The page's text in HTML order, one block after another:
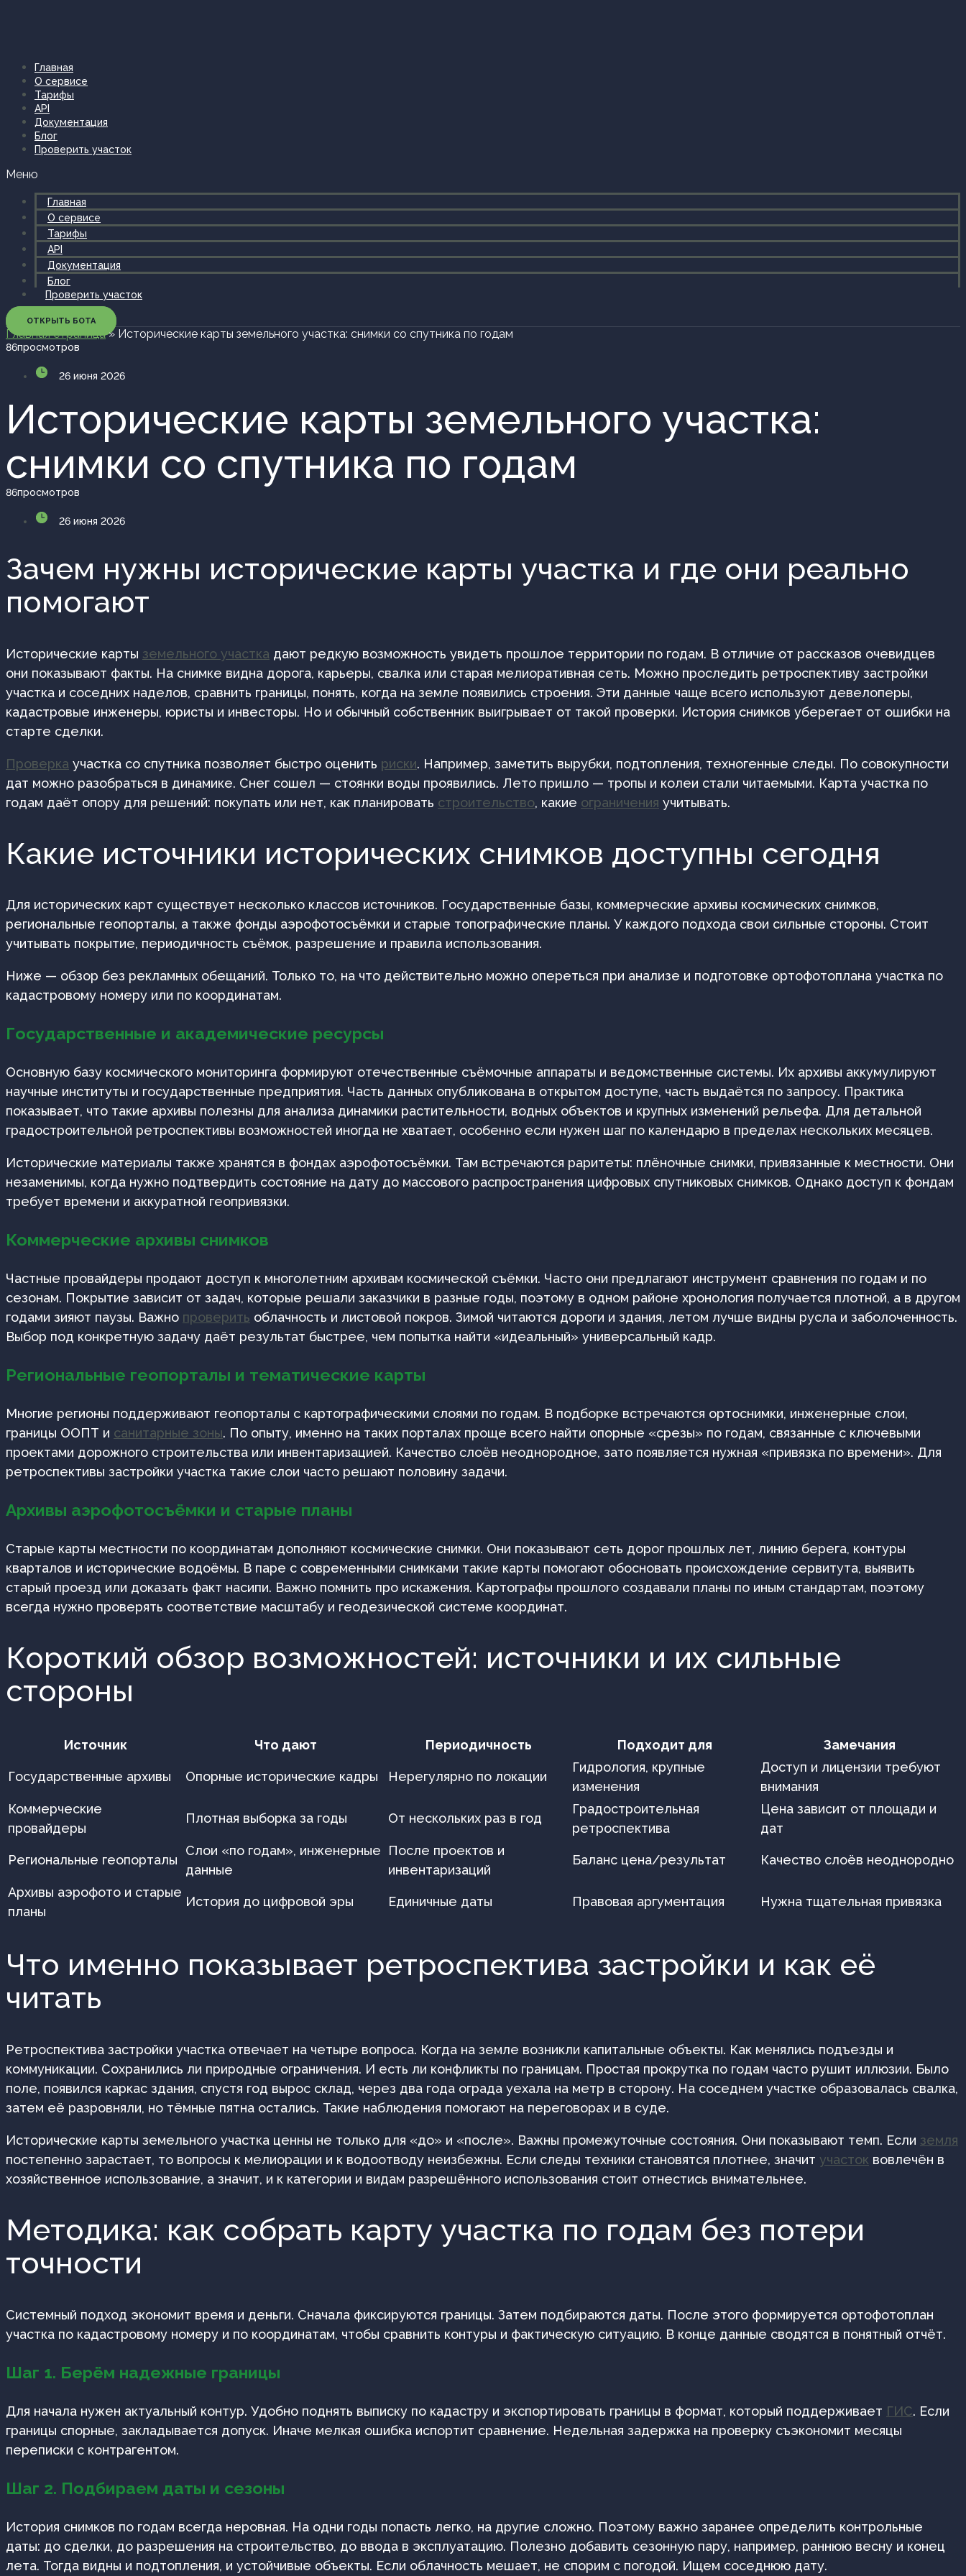
Главная
О сервисе
Тарифы
API
Документация
Блог
Проверить участок
Меню
Главная
О сервисе
Тарифы
API
Документация
Блог
Проверить участок
ОТКРЫТЬ БОТА
Главная страница» Исторические карты земельного участка: снимки со спутника по годам
просмотров
86
26 июня 2026
Исторические карты земельного участка:
снимки со спутника по годам
просмотров
86
26 июня 2026
Зачем нужны исторические карты участка и где они реально
помогают
Исторические карты земельного участка дают редкую возможность увидеть прошлое территории по годам. В отличие от рассказов очевидцев
они показывают факты. На снимке видна дорога, карьеры, свалка или старая мелиоративная сеть. Можно проследить ретроспективу застройки
участка и соседних наделов, сравнить границы, понять, когда на земле появились строения. Эти данные чаще всего используют девелоперы,
кадастровые инженеры, юристы и инвесторы. Но и обычный собственник выигрывает от такой проверки. История снимков уберегает от ошибки на
старте сделки.
Проверка участка со спутника позволяет быстро оценить риски. Например, заметить вырубки, подтопления, техногенные следы. По совокупности
дат можно разобраться в динамике. Снег сошел — стоянки воды проявились. Лето пришло — тропы и колеи стали читаемыми. Карта участка по
годам даёт опору для решений: покупать или нет, как планировать строительство, какие ограничения учитывать.
Какие источники исторических снимков доступны сегодня
Для исторических карт существует несколько классов источников. Государственные базы, коммерческие архивы космических снимков,
региональные геопорталы, а также фонды аэрофотосъёмки и старые топографические планы. У каждого подхода свои сильные стороны. Стоит
учитывать покрытие, периодичность съёмок, разрешение и правила использования.
Ниже — обзор без рекламных обещаний. Только то, на что действительно можно опереться при анализе и подготовке ортофотоплана участка по
кадастровому номеру или по координатам.
Государственные и академические ресурсы
Основную базу космического мониторинга формируют отечественные съёмочные аппараты и ведомственные системы. Их архивы аккумулируют
научные институты и государственные предприятия. Часть данных опубликована в открытом доступе, часть выдаётся по запросу. Практика
показывает, что такие архивы полезны для анализа динамики растительности, водных объектов и крупных изменений рельефа. Для детальной
градостроительной ретроспективы возможностей иногда не хватает, особенно если нужен шаг по календарю в пределах нескольких месяцев.
Исторические материалы также хранятся в фондах аэрофотосъёмки. Там встречаются раритеты: плёночные снимки, привязанные к местности. Они
незаменимы, когда нужно подтвердить состояние на дату до массового распространения цифровых спутниковых снимков. Однако доступ к фондам
требует времени и аккуратной геопривязки.
Коммерческие архивы снимков
Частные провайдеры продают доступ к многолетним архивам космической съёмки. Часто они предлагают инструмент сравнения по годам и по
сезонам. Покрытие зависит от задач, которые решали заказчики в разные годы, поэтому в одном районе хронология получается плотной, а в другом
годами зияют паузы. Важно проверить облачность и листовой покров. Зимой читаются дороги и здания, летом лучше видны русла и заболоченность.
Выбор под конкретную задачу даёт результат быстрее, чем попытка найти «идеальный» универсальный кадр.
Региональные геопорталы и тематические карты
Многие регионы поддерживают геопорталы с картографическими слоями по годам. В подборке встречаются ортоснимки, инженерные слои,
границы ООПТ и санитарные зоны. По опыту, именно на таких порталах проще всего найти опорные «срезы» по годам, связанные с ключевыми
проектами дорожного строительства или инвентаризацией. Качество слоёв неоднородное, зато появляется нужная «привязка по времени». Для
ретроспективы застройки участка такие слои часто решают половину задачи.
Архивы аэрофотосъёмки и старые планы
Старые карты местности по координатам дополняют космические снимки. Они показывают сеть дорог прошлых лет, линию берега, контуры
кварталов и исторические водоёмы. В паре с современными снимками такие карты помогают обосновать происхождение сервитута, выявить
старый проезд или доказать факт насипи. Важно помнить про искажения. Картографы прошлого создавали планы по иным стандартам, поэтому
всегда нужно проверять соответствие масштабу и геодезической системе координат.
Короткий обзор возможностей: источники и их сильные
стороны
Источник Что дают Периодичность Подходит для Замечания
Государственные архивы Опорные исторические кадры Нерегулярно по локации
Гидрология, крупные
изменения
Доступ и лицензии требуют
внимания
Коммерческие
провайдеры
Плотная выборка за годы От нескольких раз в год
Градостроительная
ретроспектива
Цена зависит от площади и
дат
Региональные геопорталы
Слои «по годам», инженерные
данные
После проектов и
инвентаризаций
Баланс цена/результат Качество слоёв неоднородно
Архивы аэрофото и старые
планы
История до цифровой эры Единичные даты Правовая аргументация Нужна тщательная привязка
Что именно показывает ретроспектива застройки и как её
читать
Ретроспектива застройки участка отвечает на четыре вопроса. Когда на земле возникли капитальные объекты. Как менялись подъезды и
коммуникации. Сохранились ли природные ограничения. И есть ли конфликты по границам. Простая прокрутка по годам часто рушит иллюзии. Было
поле, появился каркас здания, спустя год вырос склад, через два года ограда уехала на метр в сторону. На соседнем участке образовалась свалка,
затем её разровняли, но тёмные пятна остались. Такие наблюдения помогают на переговорах и в суде.
Исторические карты земельного участка ценны не только для «до» и «после». Важны промежуточные состояния. Они показывают темп. Если земля
постепенно зарастает, то вопросы к мелиорации и к водоотводу неизбежны. Если следы техники становятся плотнее, значит участок вовлечён в
хозяйственное использование, а значит, и к категории и видам разрешённого использования стоит отнестись внимательнее.
Методика: как собрать карту участка по годам без потери
точности
Системный подход экономит время и деньги. Сначала фиксируются границы. Затем подбираются даты. После этого формируется ортофотоплан
участка по кадастровому номеру и по координатам, чтобы сравнить контуры и фактическую ситуацию. В конце данные сводятся в понятный отчёт.
Шаг 1. Берём надежные границы
Для начала нужен актуальный контур. Удобно поднять выписку по кадастру и экспортировать границы в формат, который поддерживает ГИС. Если
границы спорные, закладывается допуск. Иначе мелкая ошибка испортит сравнение. Недельная задержка на проверку съэкономит месяцы
переписки с контрагентом.
Шаг 2. Подбираем даты и сезоны
История снимков по годам всегда неровная. На одни годы попасть легко, на другие сложно. Поэтому важно заранее определить контрольные
даты: до сделки, до разрешения на строительство, до ввода в эксплуатацию. Полезно добавить сезонную пару, например, раннюю весну и конец
лета. Тогда видны и подтопления, и устойчивые объекты. Если облачность мешает, не спорим с погодой. Ищем соседнюю дату.